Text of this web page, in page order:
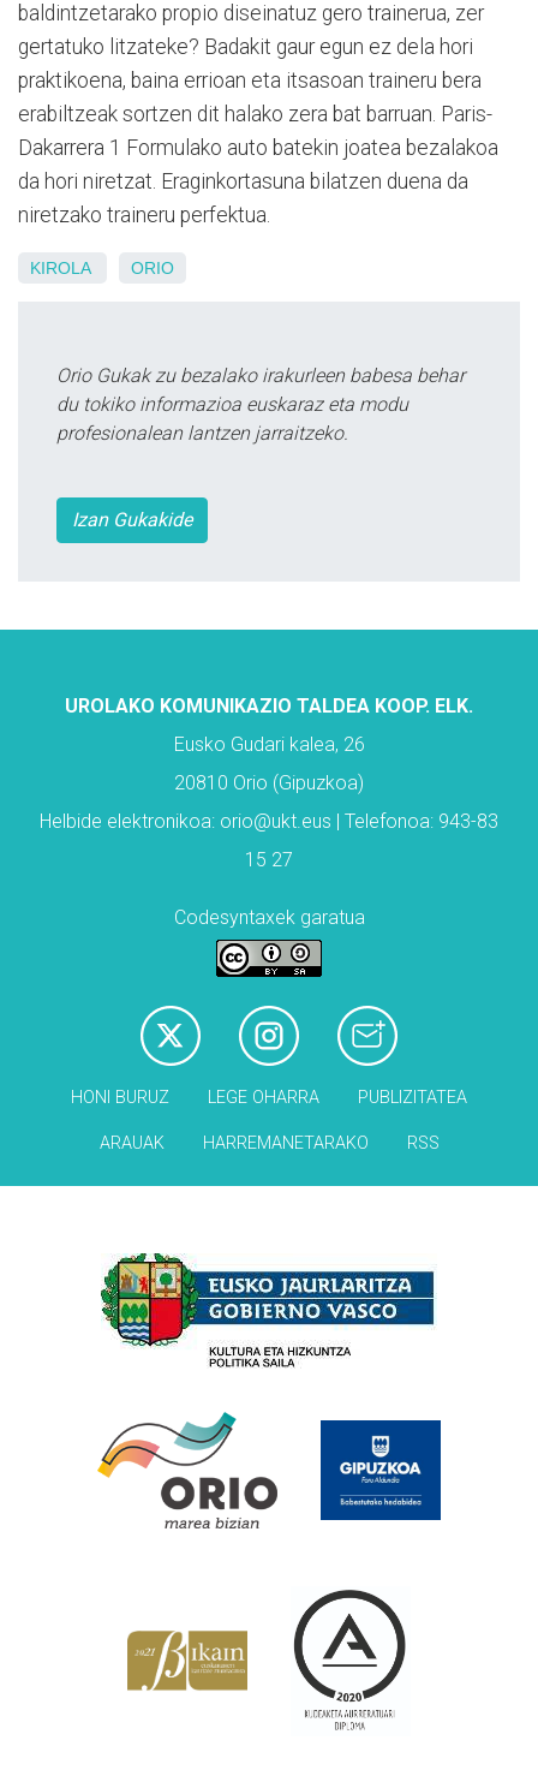
baldintzetarako propio diseinatuz gero trainerua, zer
gertatuko litzateke? Badakit gaur egun ez dela hori
praktikoena, baina errioan eta itsasoan traineru bera
erabiltzeak sortzen dit halako zera bat barruan. Paris-
Dakarrera 1 Formulako auto batekin joatea bezalakoa
da hori niretzat. Eraginkortasuna bilatzen duena da
niretzako traineru perfektua.
KIROLA ORIO
Orio Gukak zu bezalako irakurleen babesa behar
du tokiko informazioa euskaraz eta modu
profesionalean lantzen jarraitzeko.
Izan Gukakide
UROLAKO KOMUNIKAZIO TALDEA KOOP. ELK.
Eusko Gudari kalea, 26
20810 Orio (Gipuzkoa)
Helbide elektronikoa: orio@ukt.eus | Telefonoa: 943-83
15 27
Codesyntaxek garatua
HONI BURUZ LEGE OHARRA PUBLIZITATEA
ARAUAK HARREMANETARAKO RSS